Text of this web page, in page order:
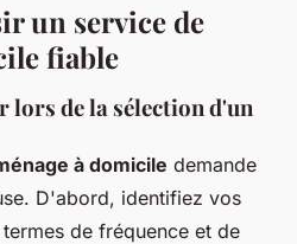
un service de
fiable
lors de la sélection d'un
à domicile demande
D'abord, identifiez vos
de fréquence et de